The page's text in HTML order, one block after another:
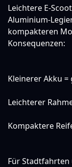
Leichtere E-
Aluminium-
kompakteren
Konsequenzen:
Kleinerer Akku
Leichterer
Kompaktere
Für Stadtfahrten